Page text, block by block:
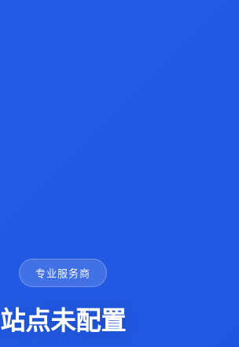
专业服务商
站点未配置